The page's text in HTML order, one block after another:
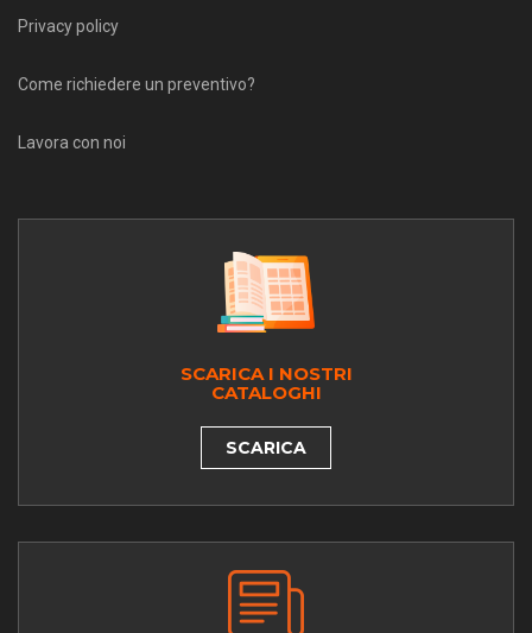
Privacy policy
Come richiedere un preventivo?
Lavora con noi
SCARICA I NOSTRI
CATALOGHI
SCARICA